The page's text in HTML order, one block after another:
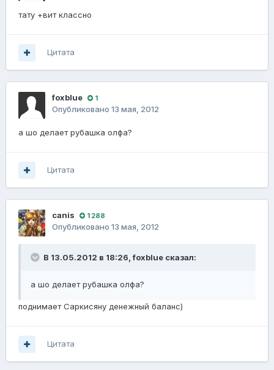
тату +вит классно
Цитата
foxblue 1
Опубликовано 13 мая, 2012
а шо делает рубашка олфа?
Цитата
canis 1 288
Опубликовано 13 мая, 2012
В 13.05.2012 в 18:26, foxblue сказал:
а шо делает рубашка олфа?
поднимает Саркисяну денежный баланс)
Цитата